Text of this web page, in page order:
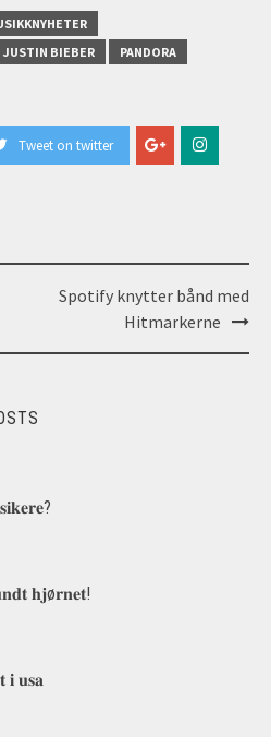
JUSTIN BIEBER
PANDORA
Tweet on twitter
Spotify knytter bånd med
Hitmarkerne
𝐡𝐣ø𝐫𝐧𝐞𝐭!
𝐢 𝐮𝐬𝐚